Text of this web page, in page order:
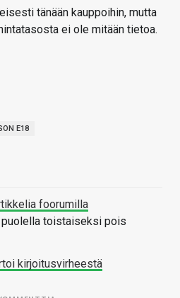
tänään kauppoihin, mutta
ei ole mitään tietoa.
E18
foorumilla
toistaiseksi pois
kirjoitusvirheestä